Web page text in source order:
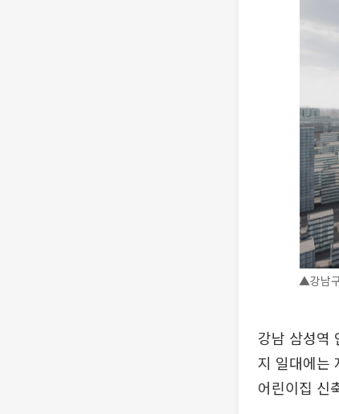
▲강남
강남 삼성역
지 일대에는
어린이집 신